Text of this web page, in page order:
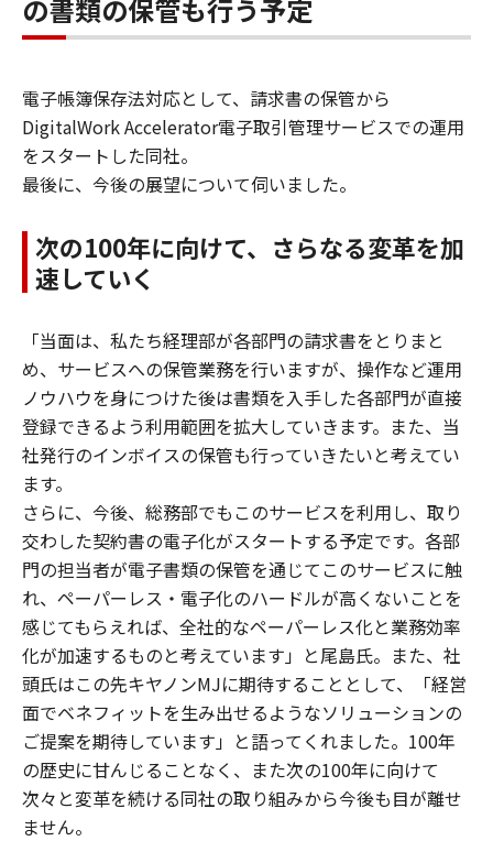
の書類の保管も行う予定
電子帳簿保存法対応として、請求書の保管から
DigitalWork Accelerator電子取引管理サービスでの運用
をスタートした同社。
最後に、今後の展望について伺いました。
次の100年に向けて、さらなる変革を加
速していく
「当面は、私たち経理部が各部門の請求書をとりまと
め、サービスへの保管業務を行いますが、操作など運用
ノウハウを身につけた後は書類を入手した各部門が直接
登録できるよう利用範囲を拡大していきます。また、当
社発行のインボイスの保管も行っていきたいと考えてい
ます。
さらに、今後、総務部でもこのサービスを利用し、取り
交わした契約書の電子化がスタートする予定です。各部
門の担当者が電子書類の保管を通じてこのサービスに触
れ、ペーパーレス・電子化のハードルが高くないことを
感じてもらえれば、全社的なペーパーレス化と業務効率
化が加速するものと考えています」と尾島氏。また、社
頭氏はこの先キヤノンMJに期待することとして、「経営
面でベネフィットを生み出せるようなソリューションの
ご提案を期待しています」と語ってくれました。100年
の歴史に甘んじることなく、また次の100年に向けて
次々と変革を続ける同社の取り組みから今後も目が離せ
ません。